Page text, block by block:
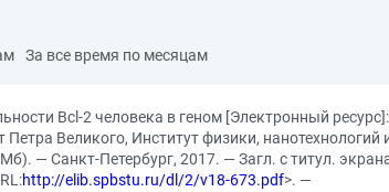
За все время по месяцам
Bcl-2 человека в геном [Электронный
Великого, Институт физики, нанотехнологий
— Санкт-Петербург, 2017. — Загл. с титул.
http://elib.spbstu.ru/dl/2/v18-673.pdf>. —